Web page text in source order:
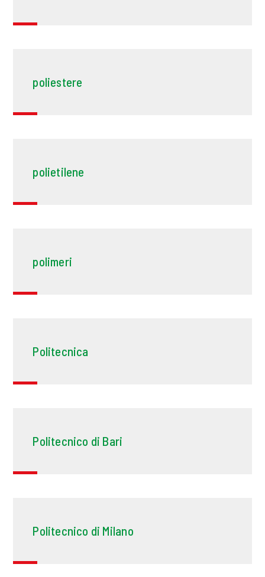
poliestere
polietilene
polimeri
Politecnica
Politecnico di Bari
Politecnico di Milano